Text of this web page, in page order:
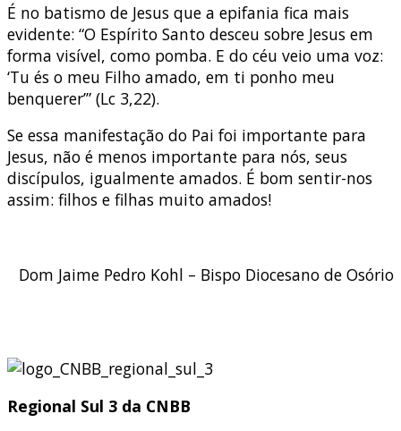
É no batismo de Jesus que a epifania fica mais
evidente: “O Espírito Santo desceu sobre Jesus em
forma visível, como pomba. E do céu veio uma voz:
‘Tu és o meu Filho amado, em ti ponho meu
benquerer’” (Lc 3,22).
Se essa manifestação do Pai foi importante para
Jesus, não é menos importante para nós, seus
discípulos, igualmente amados. É bom sentir-nos
assim: filhos e filhas muito amados!
Dom Jaime Pedro Kohl – Bispo Diocesano de Osório
Regional Sul 3 da CNBB